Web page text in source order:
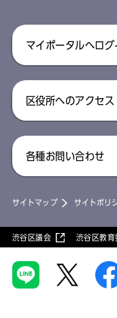
マイポータルへログ
区役所へのアクセス
各種お問い合わせ
サイトマップ サイトポリ
渋谷区議会 渋谷区教育